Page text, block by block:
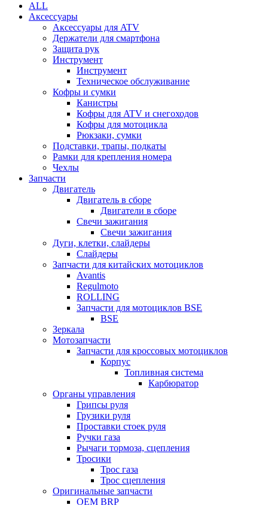
ALL
Аксессуары
Аксессуары для ATV
Держатели для смартфона
Защита рук
Инструмент
Инструмент
Техническое обслуживание
Кофры и сумки
Канистры
Кофры для ATV и снегоходов
Кофры для мотоцикла
Рюкзаки, сумки
Подставки, трапы, подкаты
Рамки для крепления номера
Чехлы
Запчасти
Двигатель
Двигатель в сборе
Двигатели в сборе
Свечи зажигания
Свечи зажигания
Дуги, клетки, слайдеры
Слайдеры
Запчасти для китайских мотоциклов
Avantis
Regulmoto
ROLLING
Запчасти для мотоциклов BSE
BSE
Зеркала
Мотозапчасти
Запчасти для кроссовых мотоциклов
Корпус
Топливная система
Карбюратор
Органы управления
Грипсы руля
Грузики руля
Проставки стоек руля
Ручки газа
Рычаги тормоза, сцепления
Тросики
Трос газа
Трос сцепления
Оригинальные запчасти
OEM BRP